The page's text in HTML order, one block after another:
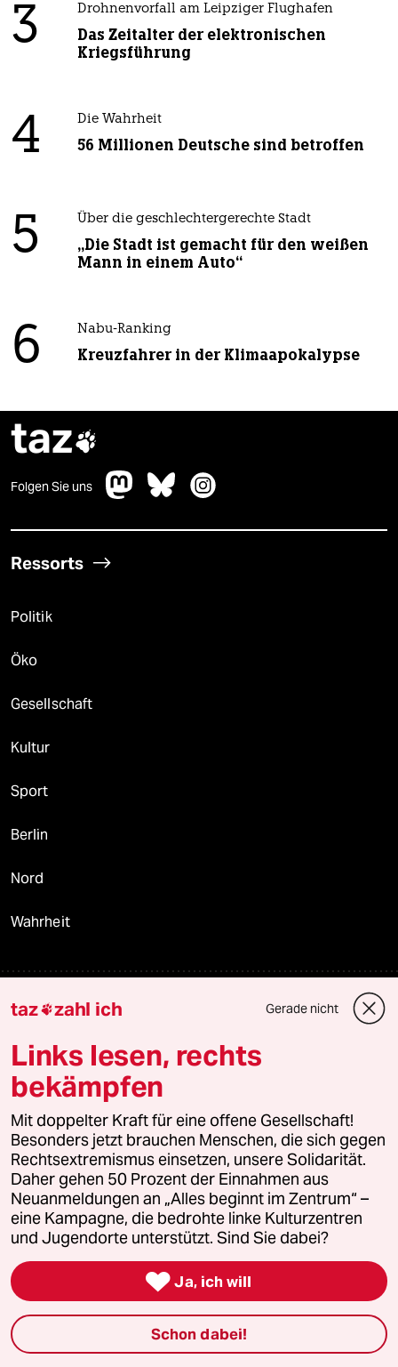
3 Drohnenvorfall am Leipziger Flughafen
Das Zeitalter der elektronischen
Kriegsführung
4 Die Wahrheit
56 Millionen Deutsche sind betroffen
5 Über die geschlechtergerechte Stadt
„Die Stadt ist gemacht für den weißen
Mann in einem Auto“
6 Nabu-Ranking
Kreuzfahrer in der Klimaapokalypse
taz
Folgen Sie uns
Ressorts
Politik
Öko
Gesellschaft
Kultur
Sport
Berlin
Nord
Wahrheit
Themen
Nahost-Konflikt
USA unter Trump
Landtagswahl in Sachsen-Anhalt
Verlag
Aktuelles
Hausblog
taz zahl ich Gerade nicht
Links lesen, rechts
bekämpfen
Mit doppelter Kraft für eine offene Gesellschaft!
Besonders jetzt brauchen Menschen, die sich gegen
Rechtsextremismus einsetzen, unsere Solidarität.
Daher gehen 50 Prozent der Einnahmen aus
Neuanmeldungen an „Alles beginnt im Zentrum“ –
eine Kampagne, die bedrohte linke Kulturzentren
und Jugendorte unterstützt. Sind Sie dabei?
 Ja, ich will
Schon dabei!